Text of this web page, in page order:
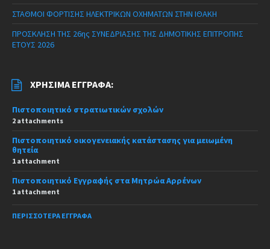
ΣΤΑΘΜΟΙ ΦΟΡΤΙΣΗΣ ΗΛΕΚΤΡΙΚΩΝ ΟΧΗΜΑΤΩΝ ΣΤΗΝ ΙΘΑΚΗ
ΠΡΟΣΚΛΗΣΗ ΤΗΣ 26ης ΣΥΝΕΔΡΙΑΣΗΣ ΤΗΣ ΔΗΜΟΤΙΚΗΣ ΕΠΙΤΡΟΠΗΣ
ΕΤΟΥΣ 2026
ΧΡΉΣΙΜΑ ΈΓΓΡΑΦΑ:
Πιστοποιητικό στρατιωτικών σχολών
2 attachments
Πιστοποιητικό οικογενειακής κατάστασης για μειωμένη
θητεία
1 attachment
Πιστοποιητικό Εγγραφής στα Μητρώα Αρρένων
1 attachment
ΠΕΡΙΣΣΌΤΕΡΑ ΈΓΓΡΑΦΑ